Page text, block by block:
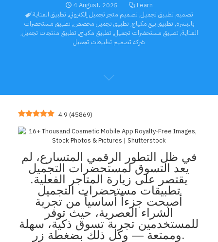
4 August، 2025
Learn
تصميم تطبيق تجميل, تصميم متجر تجميل إلكتروني, تطبيق العناية
بالبشرة, تطبيق بيع مكياج, تطبيق تجميل مخصص, تطبيق مستحضرات
العناية, تطبيق مستحضرات تجميل, تطبيق مكياج, تطبيق منتجات تجميل,
شركة تصميم تطبيقات تجميل
4.9 (45869)
في ظل التطور الرقمي المتسارع، لم
يعد التسوق لمستحضرات التجميل
يقتصر على زيارة المتاجر الفعلية.
تطبيقات مستحضرات التجميل
أصبحت جزءاً أساسياً من تجربة
الشراء العصرية، حيث توفر
للمستخدمين تجربة تسوق ذكية، سهلة
وممتعة — وكل ذلك بضغطة زر.